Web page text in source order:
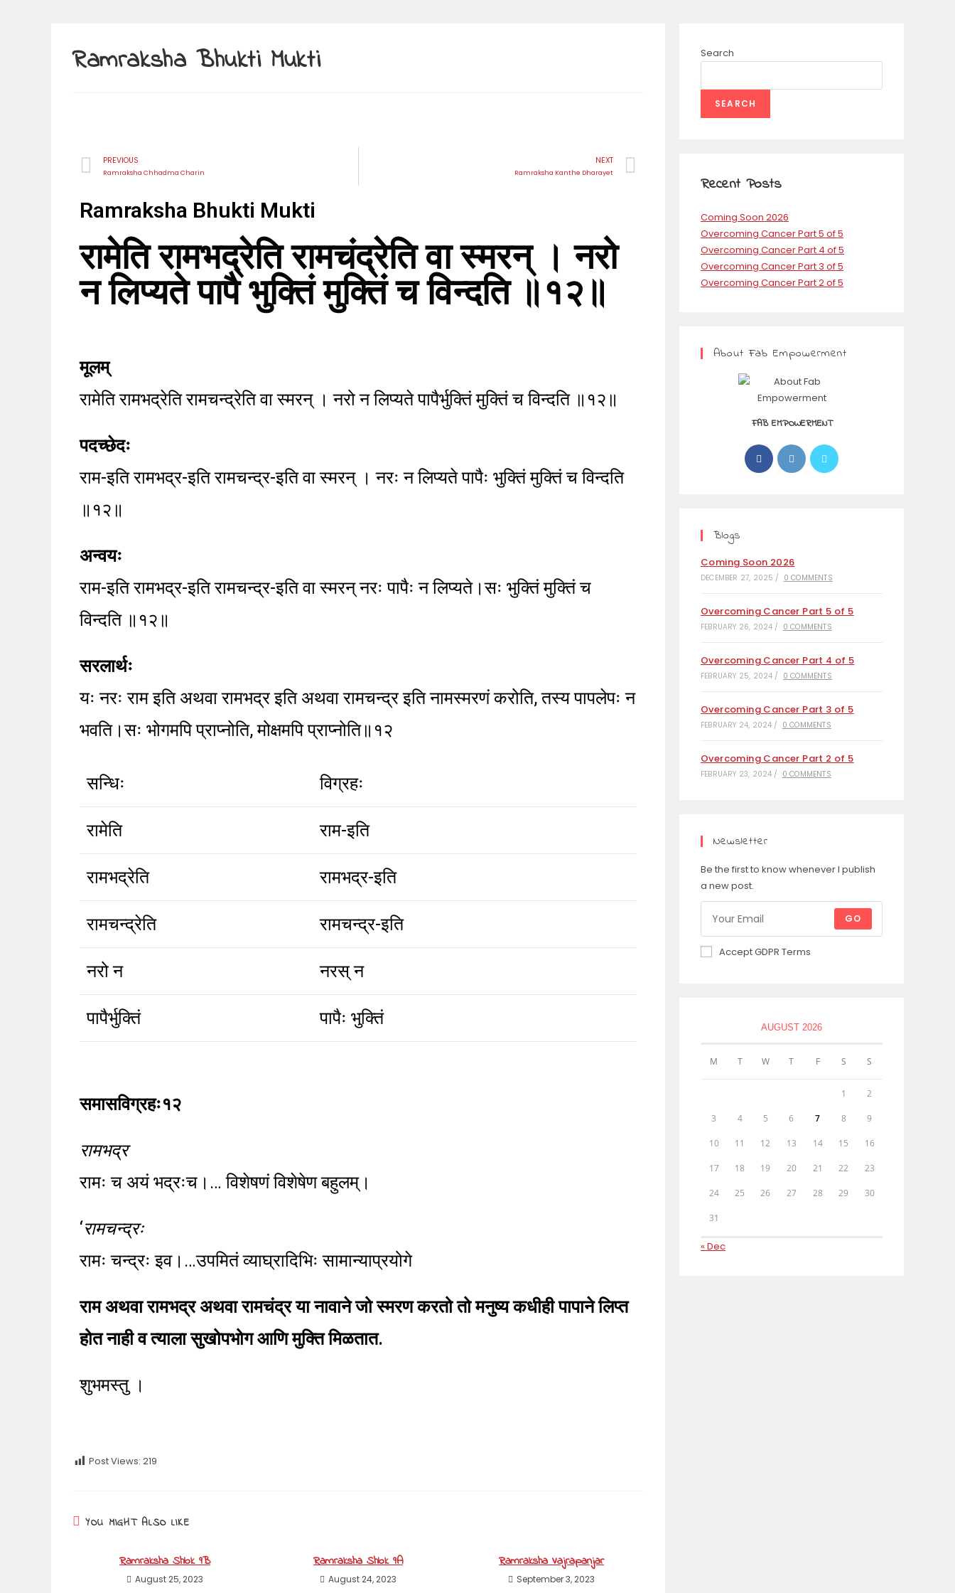
Ramraksha Bhukti Mukti
PREVIOUS
Ramraksha Chhadma Charin
NEXT
Ramraksha Kanthe Dharayet
Ramraksha Bhukti Mukti
रामेति रामभद्रेति रामचंद्रेति वा स्मरन्‌ । नरो
न लिप्यते पापै भुक्तिं मुक्तिं च विन्दति ॥१२॥
मूलम्
रामेति रामभद्रेति रामचन्द्रेति वा स्मरन् । नरो न लिप्यते पापैर्भुक्तिं मुक्तिं च विन्दति ॥१२॥
पदच्छेदः
राम-इति रामभद्र-इति रामचन्द्र-इति वा स्मरन् । नरः न लिप्यते पापैः भुक्तिं मुक्तिं च विन्दति
॥१२॥
अन्वयः
राम-इति रामभद्र-इति रामचन्द्र-इति वा स्मरन् नरः पापैः न लिप्यते।सः भुक्तिं मुक्तिं च
विन्दति ॥१२॥
सरलार्थः
यः नरः राम इति अथवा रामभद्र इति अथवा रामचन्द्र इति नामस्मरणं करोति, तस्य पापलेपः न
भवति।सः भोगमपि प्राप्नोति, मोक्षमपि प्राप्नोति॥१२
सन्धिः विग्रहः
रामेति राम-इति
रामभद्रेति रामभद्र-इति
रामचन्द्रेति रामचन्द्र-इति
नरो न नरस् न
पापैर्भुक्तिं पापैः भुक्तिं
समासविग्रहः१२
रामभद्र
रामः च अयं भद्रःच।… विशेषणं विशेषेण बहुलम्।
‘रामचन्द्रः
रामः चन्द्रः इव।…उपमितं व्याघ्रादिभिः सामान्याप्रयोगे
राम अथवा रामभद्र अथवा रामचंद्र या नावाने जो स्मरण करतो तो मनुष्य कधीही पापाने लिप्त
होत नाही व त्याला सुखोपभोग आणि मुक्ति मिळतात.
शुभमस्तु ।
Post Views: 219
YOU MIGHT ALSO LIKE
Ramraksha Shlok 9B
August 25, 2023
Ramraksha Shlok 9A
August 24, 2023
Ramraksha Vajrapanjar
September 3, 2023
Search
SEARCH
Recent Posts
Coming Soon 2026
Overcoming Cancer Part 5 of 5
Overcoming Cancer Part 4 of 5
Overcoming Cancer Part 3 of 5
Overcoming Cancer Part 2 of 5
About Fab Empowerment
FAB EMPOWERMENT
Blogs
Coming Soon 2026
DECEMBER 27, 2025 / 0 COMMENTS
Overcoming Cancer Part 5 of 5
FEBRUARY 26, 2024 / 0 COMMENTS
Overcoming Cancer Part 4 of 5
FEBRUARY 25, 2024 / 0 COMMENTS
Overcoming Cancer Part 3 of 5
FEBRUARY 24, 2024 / 0 COMMENTS
Overcoming Cancer Part 2 of 5
FEBRUARY 23, 2024 / 0 COMMENTS
Newsletter
Be the first to know whenever I publish
a new post.
GO
Accept GDPR Terms
AUGUST 2026
M T W T F S S
1 2
3 4 5 6 7 8 9
10 11 12 13 14 15 16
17 18 19 20 21 22 23
24 25 26 27 28 29 30
31
« Dec